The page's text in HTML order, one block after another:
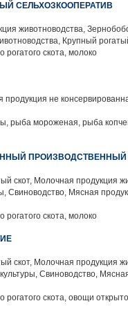
СЕЛЬХОЗКООПЕРАТИВ
животноводства,
Крупный
рогатого скота, молоко
продукция не
рыба мороженая, рыба
ПРОИЗВОДСТВЕННЫЙ
скот, Молочная продукция
Свиноводство, Мясная
рогатого скота, молоко
скот, Молочная продукция
Свиноводство,
рогатого скота, овощи